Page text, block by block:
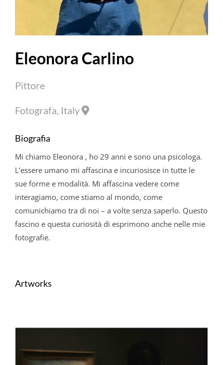
Eleonora Carlino
Pittore
Fotografa, Italy
Biografia
Mi chiamo Eleonora , ho 29 anni e sono una psicologa.
L’essere umano mi affascina e incuriosisce in tutte le
sue forme e modalità. Mi affascina vedere come
interagiamo, come stiamo al mondo, come
comunichiamo tra di noi – a volte senza saperlo. Questo
fascino e questa curiosità di esprimono anche nelle mie
fotografie.
Artworks